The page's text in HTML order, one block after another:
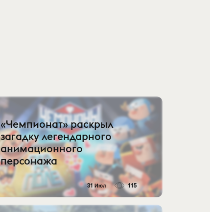
«Чемпионат» раскрыл
загадку легендарного
анимационного
персонажа
31 Июл 115